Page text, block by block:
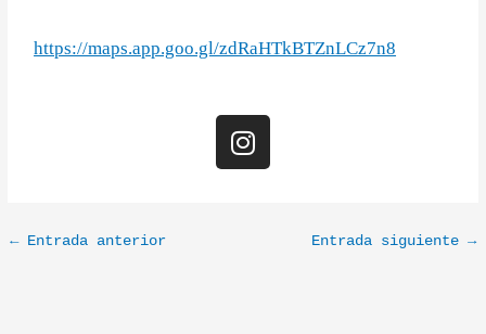
https://maps.app.goo.gl/zdRaHTkBTZnLCz7n8
I
n
←Entrada anterior Entrada siguiente →